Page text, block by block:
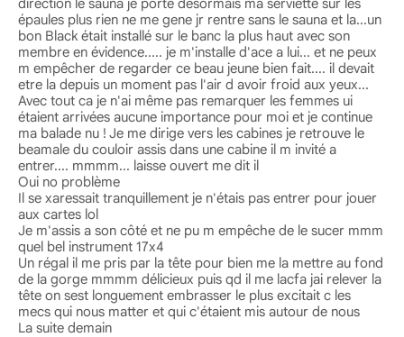
direction le sauna je porte désormais ma serviette sur les
épaules plus rien ne me gene jr rentre sans le sauna et la...un
bon Black était installé sur le banc la plus haut avec son
membre en évidence..... je m'installe d'ace a lui... et ne peux
m empêcher de regarder ce beau jeune bien fait.... il devait
etre la depuis un moment pas l'air d avoir froid aux yeux...
Avec tout ca je n'ai même pas remarquer les femmes ui
étaient arrivées aucune importance pour moi et je continue
ma balade nu ! Je me dirige vers les cabines je retrouve le
beamale du couloir assis dans une cabine il m invité a
entrer.... mmmm... laisse ouvert me dit il
Oui no problème
Il se xaressait tranquillement je n'étais pas entrer pour jouer
aux cartes lol
Je m'assis a son côté et ne pu m empêche de le sucer mmm
quel bel instrument 17x4
Un régal il me pris par la tête pour bien me la mettre au fond
de la gorge mmmm délicieux puis qd il me lacfa jai relever la
tête on sest longuement embrasser le plus excitait c les
mecs qui nous matter et qui c'étaient mis autour de nous
La suite demain